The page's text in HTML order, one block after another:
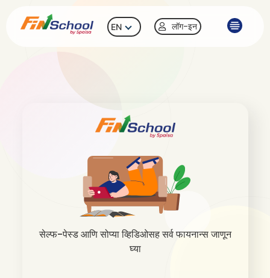
EN लॉग-इन
सेल्फ-पेस्ड आणि सोप्या व्हिडिओसह सर्व फायनान्स जाणून
घ्या